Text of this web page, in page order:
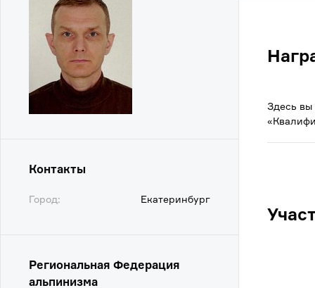
Контакты
Город: Екатеринбург
Региональная Федерация
альпинизма
Здесь вы